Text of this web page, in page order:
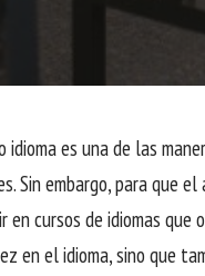
idioma es una de las
Sin embargo, para que
cursos de idiomas
en el idioma, sino que